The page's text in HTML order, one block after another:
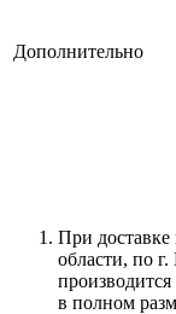
Дополнительно
При
области, по
в полном